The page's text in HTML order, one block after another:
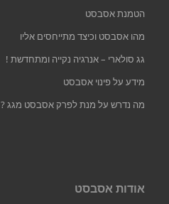
הטמנת אסבסט
מהו אסבסט וכיצד מתייחסים אליו
גג סולארי – אנרגיה נקייה ומתחדשת !
מידע על פינוי אסבסט
מה נדרש על מנת לפרק אסבסט מגג ?
אודות אסבסט